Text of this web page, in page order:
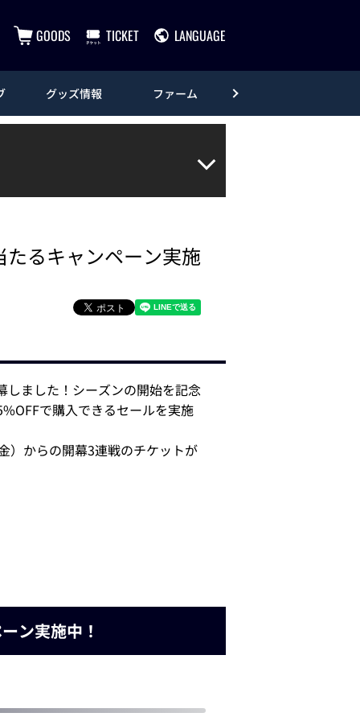
GOODS TICKET LANGUAGE
グッズ情報 ファーム
るキャンペーン実施
ました！シーズンの開始を記念
で購入できるセールを実施
）からの開幕3連戦のチケットが
ン実施中！